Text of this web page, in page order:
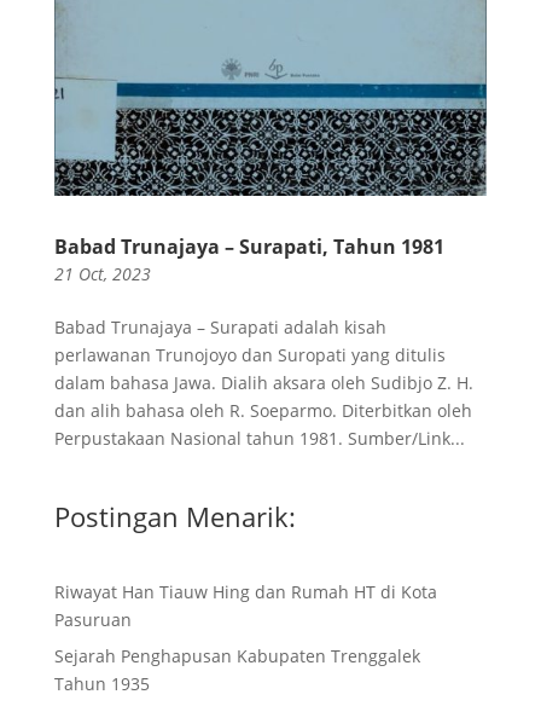
Babad Trunajaya – Surapati, Tahun 1981
21 Oct, 2023
Babad Trunajaya – Surapati adalah kisah
perlawanan Trunojoyo dan Suropati yang ditulis
dalam bahasa Jawa. Dialih aksara oleh Sudibjo Z. H.
dan alih bahasa oleh R. Soeparmo. Diterbitkan oleh
Perpustakaan Nasional tahun 1981. Sumber/Link...
Postingan Menarik:
Riwayat Han Tiauw Hing dan Rumah HT di Kota
Pasuruan
Sejarah Penghapusan Kabupaten Trenggalek
Tahun 1935